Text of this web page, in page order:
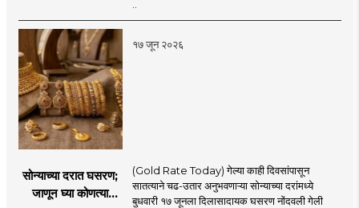
१७ जून २०२६
सोन्याच्या दरात घसरण;
जाणून घ्या कोणत्या
(Gold Rate Today) गेल्या काही दिवसांपासून
सातत्याने चढ-उतार अनुभवणाऱ्या सोन्याच्या दरांमध्ये
बुधवारी १७ जूनला दिलासादायक घसरण नोंदवली गेली